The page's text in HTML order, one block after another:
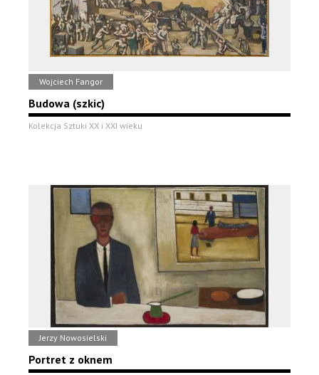
Wojciech Fangor
Budowa (szkic)
Kolekcja Sztuki XX i XXI wieku
Jerzy Nowosielski
Portret z oknem